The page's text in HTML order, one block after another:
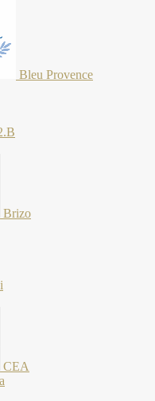
Bleu Provence
Brizo
CEA